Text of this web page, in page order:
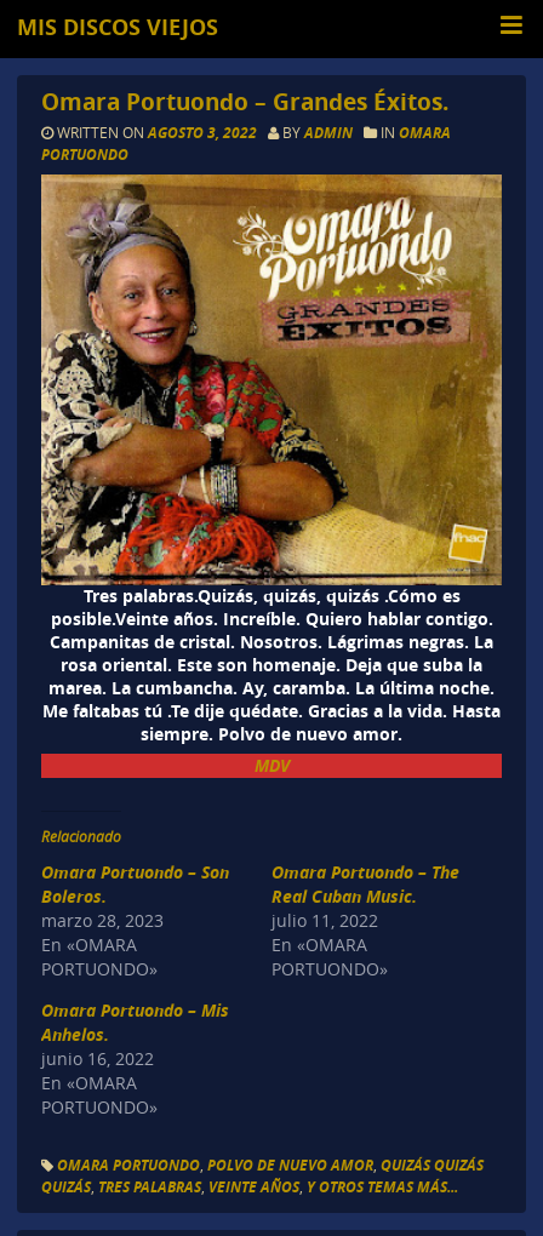
MIS DISCOS VIEJOS
Omara Portuondo – Grandes Éxitos.
WRITTEN ON AGOSTO 3, 2022 BYADMIN IN OMARA
PORTUONDO
Tres palabras.Quizás, quizás, quizás .Cómo es
posible.Veinte años. Increíble. Quiero hablar contigo.
Campanitas de cristal. Nosotros. Lágrimas negras. La
rosa oriental. Este son homenaje. Deja que suba la
marea. La cumbancha. Ay, caramba. La última noche.
Me faltabas tú .Te dije quédate. Gracias a la vida. Hasta
siempre. Polvo de nuevo amor.
MDV
Relacionado
Omara Portuondo – Son
Boleros.
marzo 28, 2023
En «OMARA
PORTUONDO»
Omara Portuondo – The
Real Cuban Music.
julio 11, 2022
En «OMARA
PORTUONDO»
Omara Portuondo – Mis
Anhelos.
junio 16, 2022
En «OMARA
PORTUONDO»
OMARA PORTUONDO, POLVO DE NUEVO AMOR, QUIZÁS QUIZÁS
QUIZÁS, TRES PALABRAS, VEINTE AÑOS, Y OTROS TEMAS MÁS...